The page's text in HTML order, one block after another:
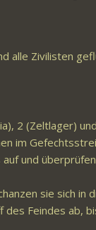
alle Zivilisten
2 (Zeltlager)
im
und
sie sich in
des Feindes ab,